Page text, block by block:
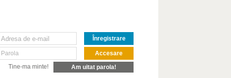
Înregistrare
Parola
Accesare
Tine-ma minte!
Am uitat parola!